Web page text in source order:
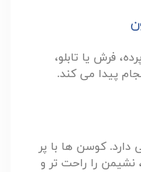
فرش یا تابلو،
پیدا می کند.
کوسن ها با پر
نشیمن را راحت تر و